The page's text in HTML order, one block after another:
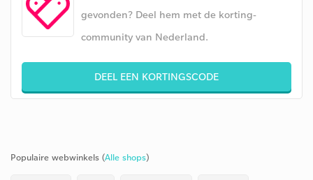
gevonden? Deel hem met de korting-
community van Nederland.
DEEL EEN KORTINGSCODE
Populaire webwinkels (Alle shops)